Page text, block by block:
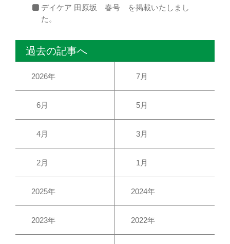
デイケア 田原坂 春号 を掲載いたしまし
た。
過去の記事へ
2026年 7月
6月 5月
4月 3月
2月 1月
2025年 2024年
2023年 2022年